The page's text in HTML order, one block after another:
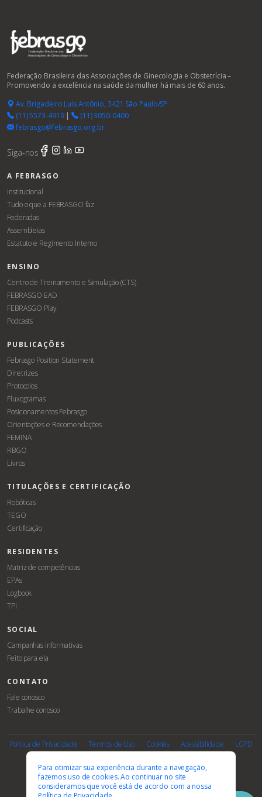
Federação Brasileira das Associações de Ginecologia e Obstetrícia –
Promovendo a excelência na saúde da mulher há mais de 60 anos.
Av. Brigadeiro Luís Antônio, 3421 São Paulo/SP
(11) 5573-4919|
(11) 3050-0400
febrasgo@febrasgo.org.br
Siga-nos
A FEBRASGO
Institucional
Tudo o que a FEBRASGO faz
Federadas
Assembleias
Estatuto e Regimento Interno
ENSINO
Centro de Treinamento e Simulação (CTS)
FEBRASGO EAD
FEBRASGO Play
Podcasts
PUBLICAÇÕES
Febrasgo Position Statement
Diretrizes
Protocolos
Fluxogramas
Posicionamentos Febrasgo
Orientações e Recomendações
FEMINA
RBGO
Livros
TITULAÇÕES E CERTIFICAÇÃO
Robóticas
TEGO
Certificação
RESIDENTES
Matriz de competências
EPAs
Logbook
TPI
SOCIAL
Campanhas informativas
Feito para ela
CONTATO
Fale conosco
Trabalhe conosco
Política de Privacidade Termos de Uso Cookies Acessibilidade LGPD
PARCEIROS E AFILIAÇÕES
Para otimizar sua experiência durante a navegação,
fazemos uso de cookies. Ao continuar no site
consideramos que você está de acordo com a nossa